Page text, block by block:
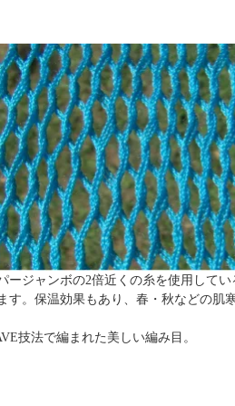
ージャンボの2倍近くの糸を使用して
す。保温効果もあり、春・秋などの肌
技法で編まれた美しい編み目。